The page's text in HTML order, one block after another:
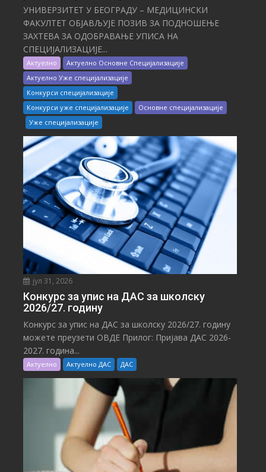
УНИВЕРЗИТЕТ У БЕОГРАДУ – МЕДИЦИНСКИ
ФАКУЛТЕТ ОБЈАВЉУЈЕ ПОЗИВ ЗА ПОДНОШЕЊЕ
ЗАХТЕВА ЗА ОДОБРАВАЊЕ УПИСА НА
СПЕЦИЈАЛИЗАЦИЈЕ...
Актуелно
Актуелно Основне Специјализације
Актуелно Уже специјализације
Конкурси специјализације
Конкурси уже специјализације
Основне специјализације
Уже специјализације
јул 31, 2026
Конкурс за упис на ДАС за школску
2026/27. годину
Конкурс за упис на ДАС за школску 2026/27. годину
можете преузети ОВДЕ Прилог: Пријава ДАС 2026-
2027. година...
Актуелно Актуелно ДАС ДАС